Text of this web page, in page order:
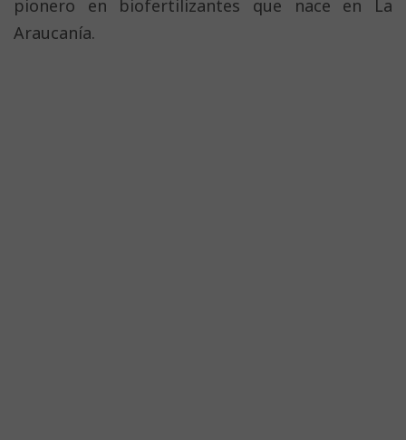
pionero en biofertilizantes que nace en La
Araucanía.